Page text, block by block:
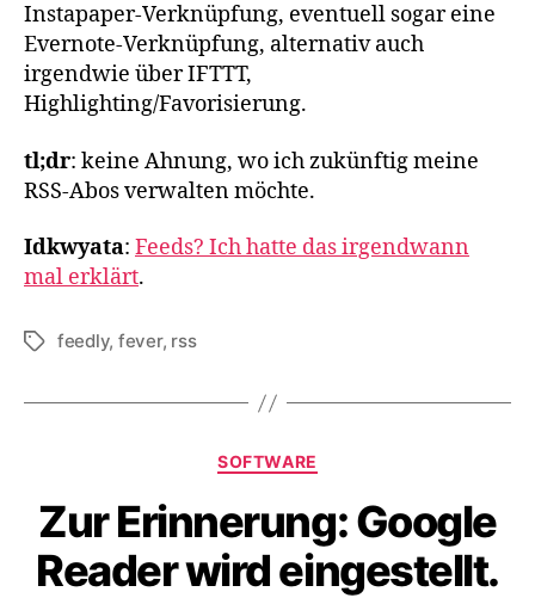
Instapaper-Verknüpfung, eventuell sogar eine
Evernote-Verknüpfung, alternativ auch
irgendwie über IFTTT,
Highlighting/Favorisierung.
tl;dr: keine Ahnung, wo ich zukünftig meine
RSS-Abos verwalten möchte.
Idkwyata: Feeds? Ich hatte das irgendwann
mal erklärt.
Schlagwörter
feedly, fever, rss
Kategorien
SOFTWARE
Zur Erinnerung: Google
Reader wird eingestellt.